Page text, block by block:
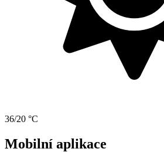
36/20 °C
Mobilní aplikace